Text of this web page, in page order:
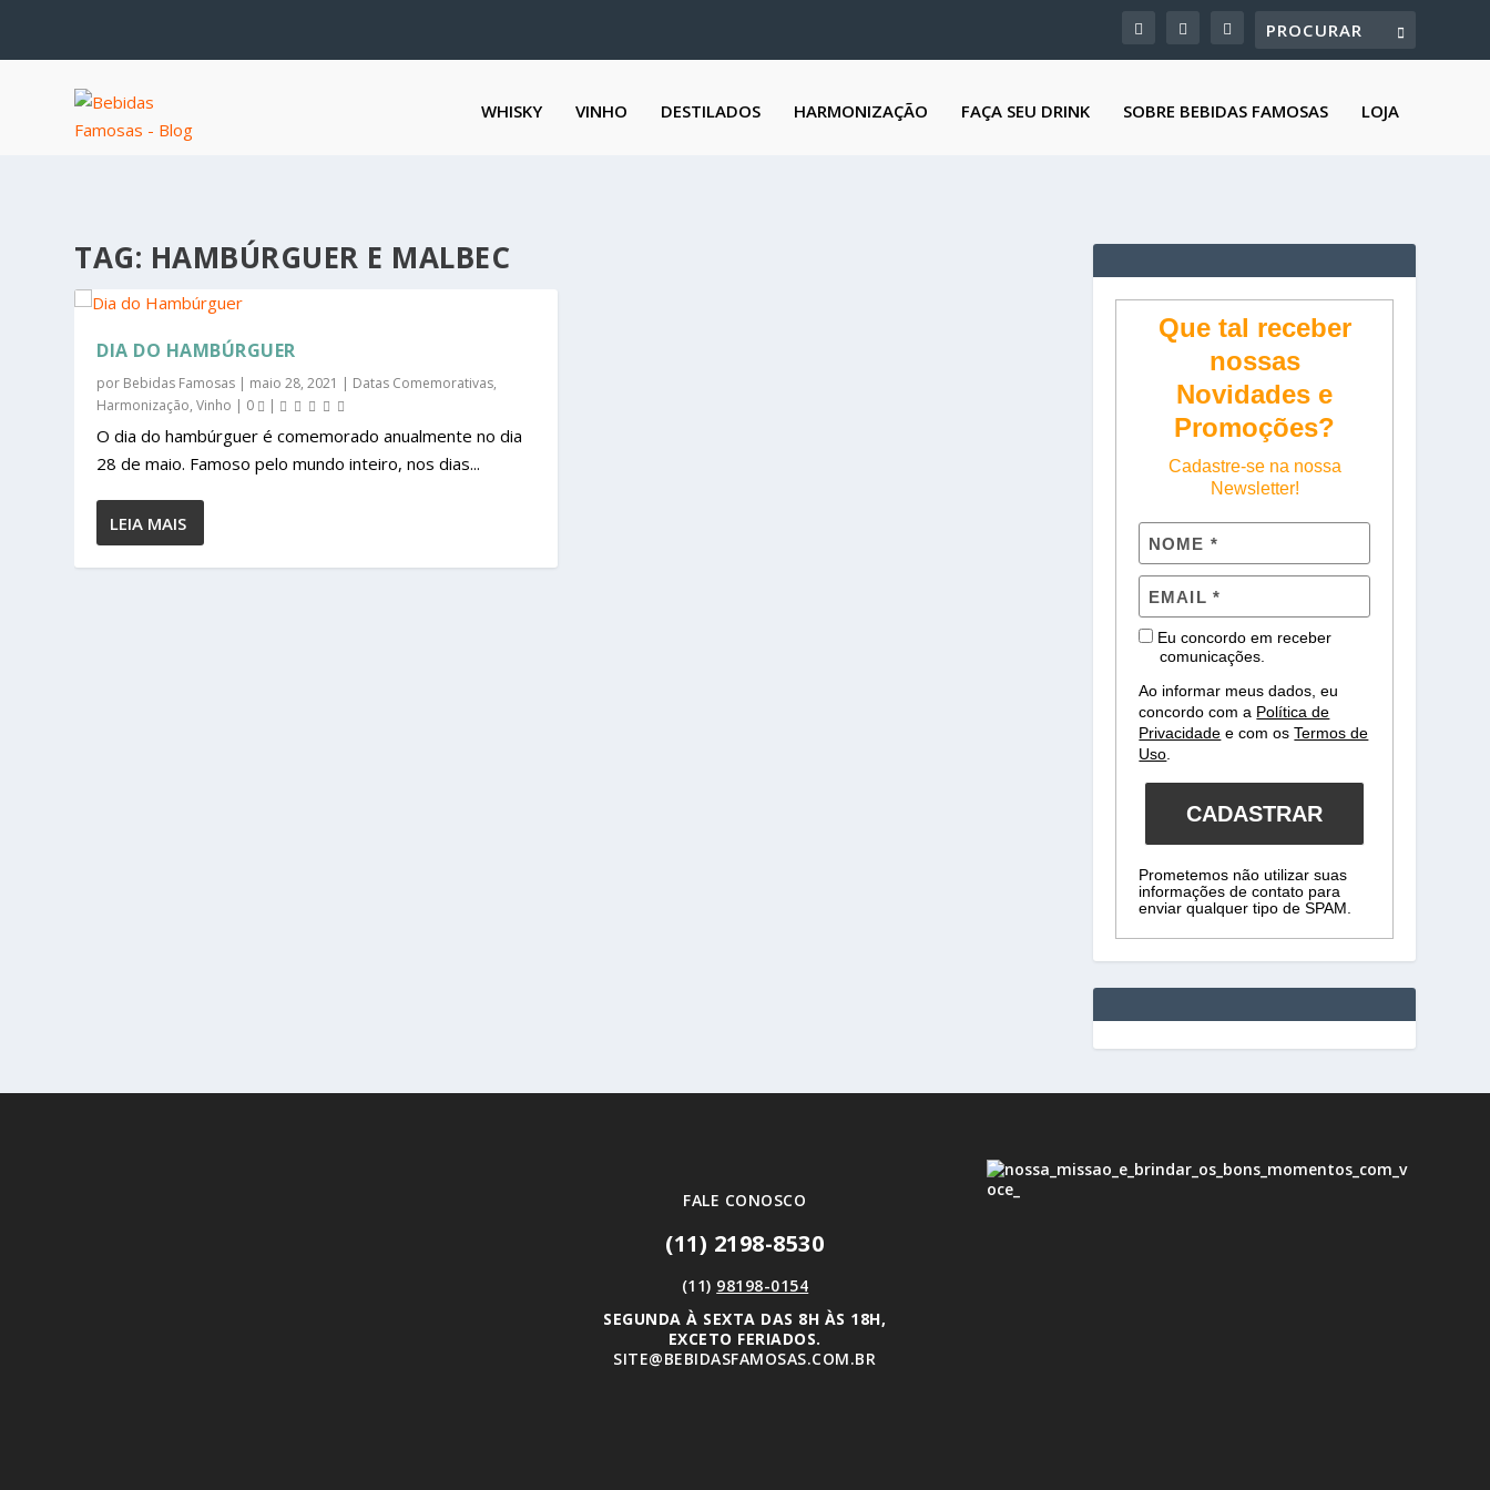
WHISKY VINHO DESTILADOS HARMONIZAÇÃO FAÇA SEU DRINK SOBRE BEBIDAS FAMOSAS LOJA
TAG: HAMBÚRGUER E MALBEC
DIA DO HAMBÚRGUER
por Bebidas Famosas | maio 28, 2021 | Datas Comemorativas,
Harmonização,Vinho | 0 |
O dia do hambúrguer é comemorado anualmente no dia
28 de maio. Famoso pelo mundo inteiro, nos dias...
LEIA MAIS
Que tal receber
nossas
Novidades e
Promoções?
Cadastre-se na nossa
Newsletter!
Eu concordo em receber
comunicações.
Ao informar meus dados, eu
concordo com a Política de
Privacidade e com osTermos de
Uso
CADASTRAR
Prometemos não utilizar suas
informações de contato para
enviar qualquer tipo de SPAM.
FALE CONOSCO
(11) 2198-8530
(11) 98198-0154
SEGUNDA À SEXTA DAS 8H ÀS 18H,
EXCETO FERIADOS.
SITE@BEBIDASFAMOSAS.COM.BR